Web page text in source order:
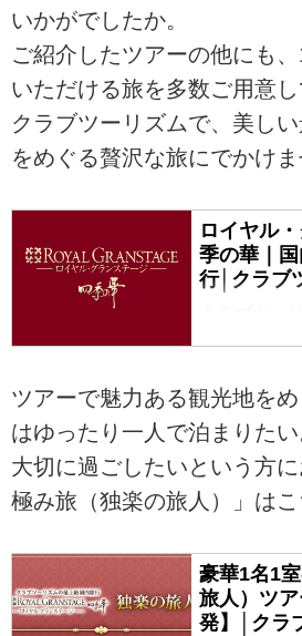
いかがでしたか。
ご紹介したツアーの他にも
いただける旅を多数ご用意し
クラブツーリズムで、美し
をめぐる贅沢な旅にでかけま
ロイヤル
季の華｜
行│クラブ
内旅行「ロ
の「大人の
選の食事を
室など優雅
タッフおす
方面のおす
用意してお
ツアーで魅力ある観光地を
はゆったり一人で泊まりた
大切に過ごしたいという方
極み旅（独楽の旅人）」はこ
豪華1名1
旅人）ツ
発】│クラ